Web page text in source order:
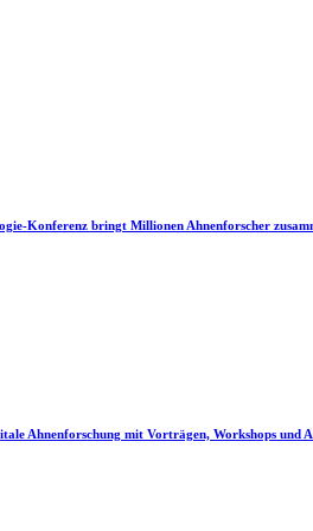
Konferenz bringt Millionen Ahnenforscher
Ahnenforschung mit Vorträgen, Workshops und